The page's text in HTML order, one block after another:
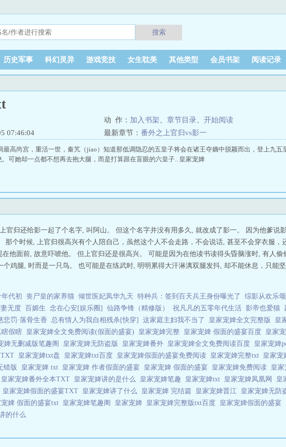
搜索
历史军事 科幻灵异 游戏竞技 女生耽美 其他类型 会员书架 阅读记录
动 作： 加入书架 章节目录
开始阅读
07:46:04
最新章节： 番外之上官归vs影一
最高尚宫，重活一世，秦艽（jiao）知道那低调隐忍的五皇子将会在诸王夺嫡中脱颖而出，登上九五
可她却一点都不想再去抱大腿，而是打算跟在盲眼的六皇子.. 皇家宠婢
官归还给影一起了个名字, 叫阿山。 但这个名字并没有用多久, 就改成了影一。 因为他爹说
那个时候, 上官归很高兴有个人陪自己，虽然这个人不会走路，不会说话, 甚至不会穿衣服，
他面前, 故意吓唬他。 但上官归还是很高兴。 可能是因为在他读书读得头昏脑涨时, 有人偷
鸡腿, 时而是一只鸟。 也可能是在练武时, 明明累得大汗淋漓双腿发抖, 却不能休息，只能
代初 丧尸皇的家养猫 倾世医妃凤华九天 特种兵：签到百天兵王身份曝光了 综影从欢乐
无度 百媚生 念在心安[娱乐圈] 仙路争锋（精修版） 祝凡凡的五零年代生活 影帝也爱猫
悲罚·落骨生香 总有情人为我自相残杀[快穿] 这家庭主妇我不当了 皇家宠婢全文完整版 皇
瞎假瞎 皇家宠婢全文免费阅读(假面的盛宴) 皇家宠婢完整 皇家宠婢 假面的盛宴百度 皇家
婢无删减版笔趣阁 皇家宠婢无防盗版 皇家宠婢番外 皇家宠婢全文免费阅读百度 皇家宠婢
TXT 皇家宠婢txt盘 皇家宠婢txt百度 皇家宠婢假面的盛宴免费阅读 皇家宠婢完整txt 皇家宠
错版 皇家宠婢 txt 皇家宠婢 作者假面的盛宴 皇家宠婢 假面的盛宴 皇家宠婢免费阅读 皇
皇家宠婢番外全本TXT 皇家宠婢讲的是什么 皇家宠婢笔趣 皇家宠婢txt 皇家宠婢凤凰网 皇
皇家宠婢假面的盛宴TXT 皇家宠婢讲了什么 皇家宠婢 完结篇 皇家宠婢晋江 皇家宠婢无防
宠婢 假面的盛宴txt 皇家宠婢笔趣阁 皇家宠婢 皇家宠婢完整版txt百度 皇家宠婢假面的盛宴
的什么